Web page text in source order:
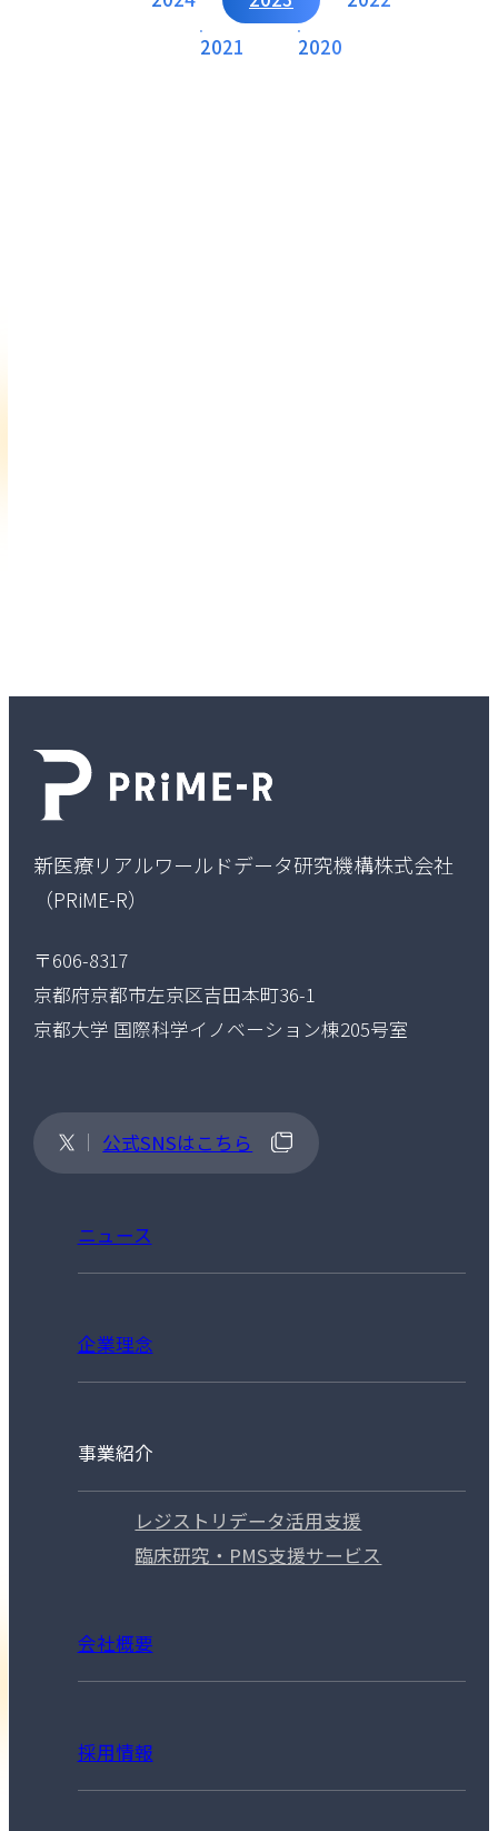
2021
2020
新医療リアルワールドデータ研究機構株式会社
（PRiME-R）
〒606-8317
京都府京都市左京区吉田本町36-1
京都大学 国際科学イノベーション棟205号室
公式SNSはこちら
ニュース
企業理念
事業紹介
会社概要
レジストリデータ活用支援
臨床研究・PMS支援サービス
採用情報